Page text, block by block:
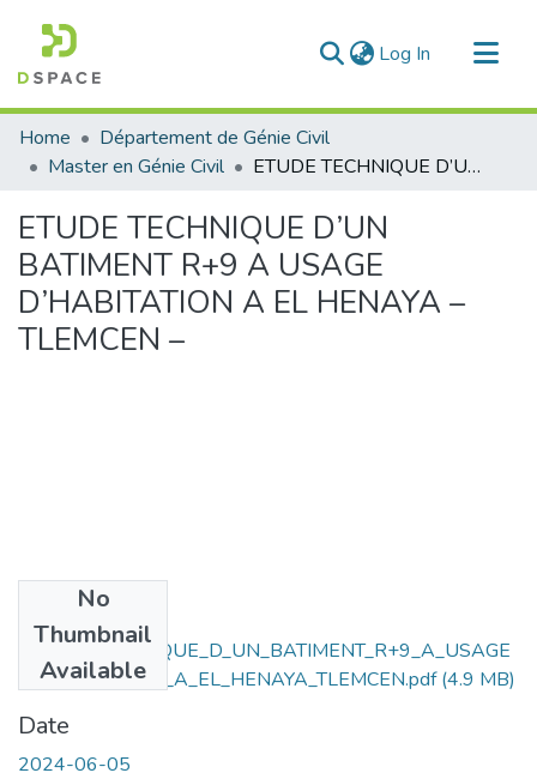
Log In (current)
Communities & Collections
All of DSpace
Home
Département de Génie Civil
Master en Génie Civil
ETUDE TECHNIQUE D’UN BATIMENT R+9 A USAGE D’HABITATION A EL HENAYA – TLEMCEN –
ETUDE TECHNIQUE D’UN
BATIMENT R+9 A USAGE
D’HABITATION A EL HENAYA –
TLEMCEN –
No
Thumbnail
Available
ETUDE_TECHNIQUE_D_UN_BATIMENT_R+9_A_USAGE
_D_HABITATION_A_EL_HENAYA_TLEMCEN.pdf(4.9 MB)
Date
2024-06-05